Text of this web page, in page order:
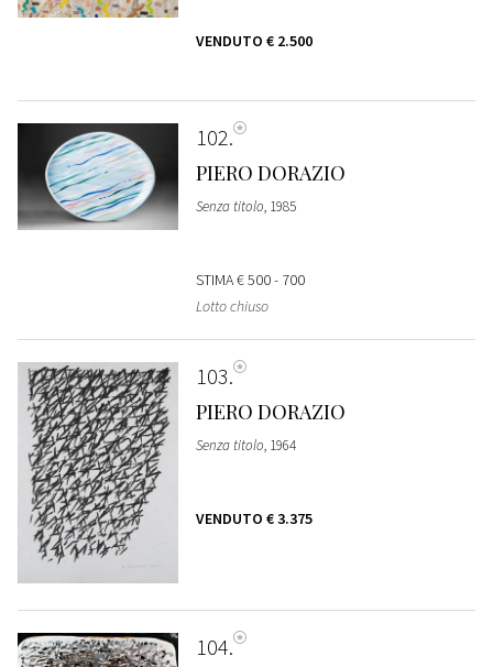
VENDUTO € 2.500
102
PIERO DORAZIO
Senza titolo, 1985
STIMA€ 500 - 700
Lotto chiuso
103
PIERO DORAZIO
Senza titolo, 1964
VENDUTO € 3.375
104